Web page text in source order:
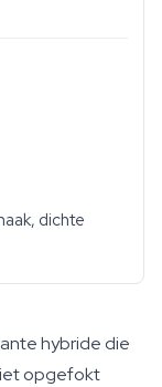
dichte
hybride die
opgefokt